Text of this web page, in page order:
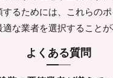
るためには、これらの
な業者を選択することが
よくある質問